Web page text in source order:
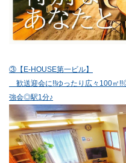
③【E-HOUSE第一ビル】
歓送迎会に!!ゆったり広々100
強会◎駅1分♪